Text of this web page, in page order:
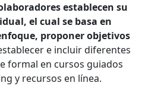
establecen su
el cual se basa en
proponer objetivos
e incluir diferentes
formal en cursos guiados
y recursos en línea.